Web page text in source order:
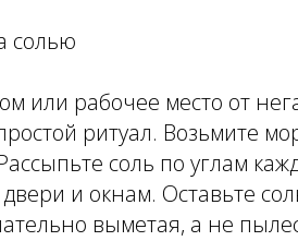
солью
или рабочее место от
ритуал. Возьмите
соль по углам
и окнам. Оставьте
выметая, а не